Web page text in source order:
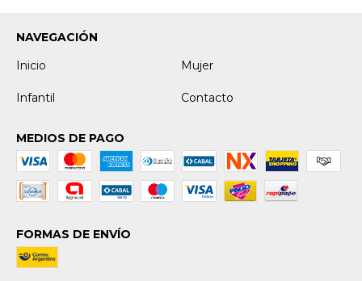
NAVEGACIÓN
Inicio
Mujer
Infantil Contacto
MEDIOS DE PAGO
FORMAS DE ENVÍO